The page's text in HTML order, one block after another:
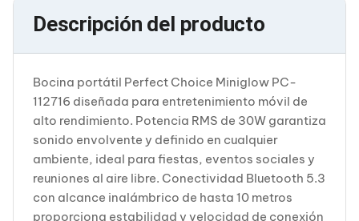
Cableado Estructurado para Servidores
Cables KVM
Fuentes de Poder
Enfriamiento para Servidores
Sistemas Operativos para Servidores
Servidores
Soportes de Datos
Discos Duros / SSD / NAS
Accesorios para Discos Duros
Gabinetes de Discos Duros
Discos Duros Externos
Discos Duros para NAS
Descripción del producto
Bocina portátil Perfect Choice Miniglow PC-
112716 diseñada para entretenimiento móvil de
alto rendimiento. Potencia RMS de 30W garantiza
sonido envolvente y definido en cualquier
ambiente, ideal para fiestas, eventos sociales y
reuniones al aire libre. Conectividad Bluetooth 5.3
con alcance inalámbrico de hasta 10 metros
proporciona estabilidad y velocidad de conexión